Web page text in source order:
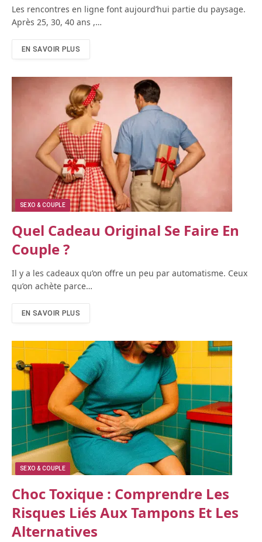
Les rencontres en ligne font aujourd’hui partie du paysage.
Après 25, 30, 40 ans ,…
EN SAVOIR PLUS
SEXO & COUPLE
Quel Cadeau Original Se Faire En
Couple ?
Il y a les cadeaux qu’on offre un peu par automatisme. Ceux
qu’on achète parce…
EN SAVOIR PLUS
SEXO & COUPLE
Choc Toxique : Comprendre Les
Risques Liés Aux Tampons Et Les
Alternatives